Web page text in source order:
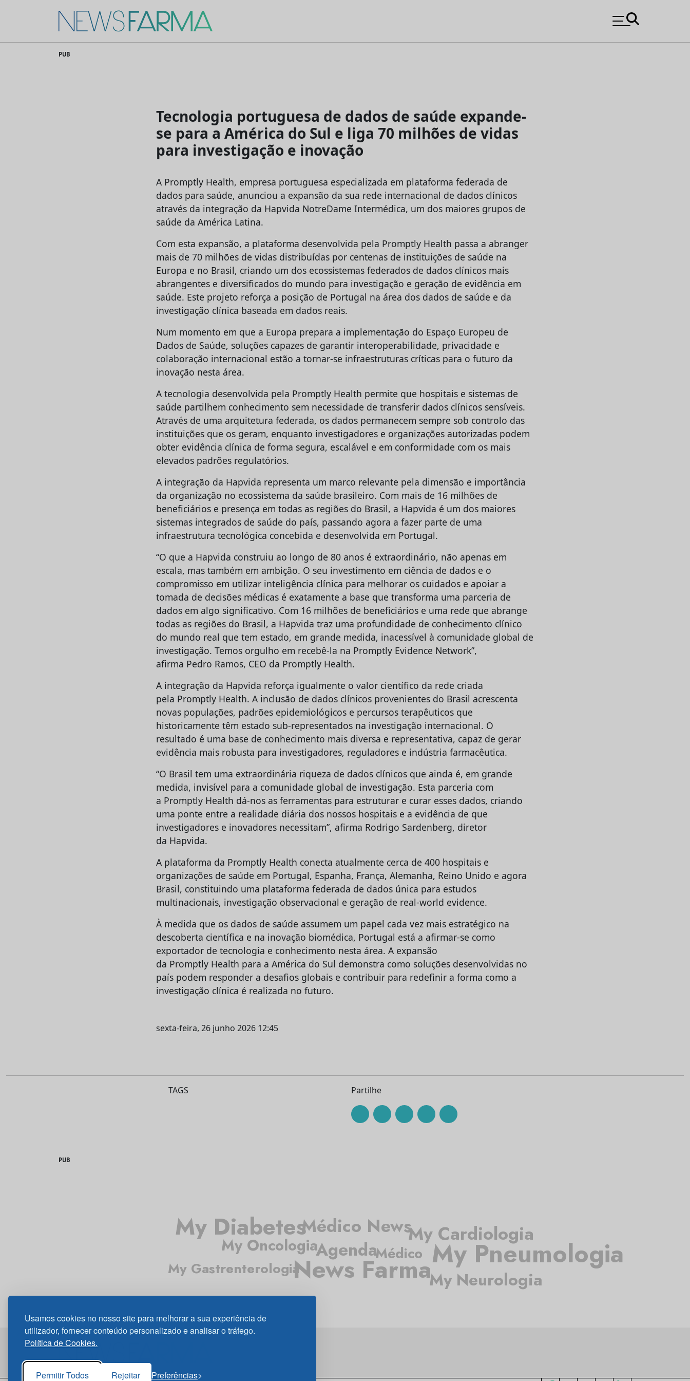
Usamos cookies no nosso site para melhorar a sua experiência de
utilizador, fornecer conteúdo personalizado e analisar o tráfego.
Política de Cookies.
Permitir Todos Rejeitar Preferências
News Farma
PUB
Tecnologia portuguesa de dados de saúde expande-
se para a América do Sul e liga 70 milhões de vidas
para investigação e inovação
A Promptly Health, empresa portuguesa especializada em plataforma federada de
dados para saúde, anunciou a expansão da sua rede internacional de dados clínicos
através da integração da Hapvida NotreDame Intermédica, um dos maiores grupos de
saúde da América Latina.
Com esta expansão, a plataforma desenvolvida pela Promptly Health passa a abranger
mais de 70 milhões de vidas distribuídas por centenas de instituições de saúde na
Europa e no Brasil, criando um dos ecossistemas federados de dados clínicos mais
abrangentes e diversificados do mundo para investigação e geração de evidência em
saúde. Este projeto reforça a posição de Portugal na área dos dados de saúde e da
investigação clínica baseada em dados reais.
Num momento em que a Europa prepara a implementação do Espaço Europeu de
Dados de Saúde, soluções capazes de garantir interoperabilidade, privacidade e
colaboração internacional estão a tornar-se infraestruturas críticas para o futuro da
inovação nesta área.
A tecnologia desenvolvida pela Promptly Health permite que hospitais e sistemas de
saúde partilhem conhecimento sem necessidade de transferir dados clínicos sensíveis.
Através de uma arquitetura federada, os dados permanecem sempre sob controlo das
instituições que os geram, enquanto investigadores e organizações autorizadas podem
obter evidência clínica de forma segura, escalável e em conformidade com os mais
elevados padrões regulatórios.
A integração da Hapvida representa um marco relevante pela dimensão e importância
da organização no ecossistema da saúde brasileiro. Com mais de 16 milhões de
beneficiários e presença em todas as regiões do Brasil, a Hapvida é um dos maiores
sistemas integrados de saúde do país, passando agora a fazer parte de uma
infraestrutura tecnológica concebida e desenvolvida em Portugal.
“O que a Hapvida construiu ao longo de 80 anos é extraordinário, não apenas em
escala, mas também em ambição. O seu investimento em ciência de dados e o
compromisso em utilizar inteligência clínica para melhorar os cuidados e apoiar a
tomada de decisões médicas é exatamente a base que transforma uma parceria de
dados em algo significativo. Com 16 milhões de beneficiários e uma rede que abrange
todas as regiões do Brasil, a Hapvida traz uma profundidade de conhecimento clínico
do mundo real que tem estado, em grande medida, inacessível à comunidade global de
investigação. Temos orgulho em recebê-la na Promptly Evidence Network”,
afirma Pedro Ramos, CEO da Promptly Health.
A integração da Hapvida reforça igualmente o valor científico da rede criada
pela Promptly Health. A inclusão de dados clínicos provenientes do Brasil acrescenta
novas populações, padrões epidemiológicos e percursos terapêuticos que
historicamente têm estado sub-representados na investigação internacional. O
resultado é uma base de conhecimento mais diversa e representativa, capaz de gerar
evidência mais robusta para investigadores, reguladores e indústria farmacêutica.
“O Brasil tem uma extraordinária riqueza de dados clínicos que ainda é, em grande
medida, invisível para a comunidade global de investigação. Esta parceria com
a Promptly Health dá-nos as ferramentas para estruturar e curar esses dados, criando
uma ponte entre a realidade diária dos nossos hospitais e a evidência de que
investigadores e inovadores necessitam”, afirma Rodrigo Sardenberg, diretor
da Hapvida.
A plataforma da Promptly Health conecta atualmente cerca de 400 hospitais e
organizações de saúde em Portugal, Espanha, França, Alemanha, Reino Unido e agora
Brasil, constituindo uma plataforma federada de dados única para estudos
multinacionais, investigação observacional e geração de real-world evidence.
À medida que os dados de saúde assumem um papel cada vez mais estratégico na
descoberta científica e na inovação biomédica, Portugal está a afirmar-se como
exportador de tecnologia e conhecimento nesta área. A expansão
da Promptly Health para a América do Sul demonstra como soluções desenvolvidas no
país podem responder a desafios globais e contribuir para redefinir a forma como a
investigação clínica é realizada no futuro.
sexta-feira, 26 junho 2026 12:45
TAGS Partilhe
PUB
Agenda
News Farma
Médico News
Médico
My Oncologia
My Diabetes My Cardiologia
My Gastrenterologia My Pneumologia
My Neurologia